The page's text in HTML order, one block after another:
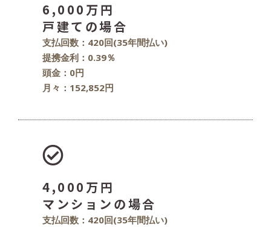
6,000万円
戸建ての場合
支払回数：420回(35年間払い)
提携金利：0.39％
頭金：0円
月々：152,852円
4,000万円
マンションの場合
支払回数：420回(35年間払い)